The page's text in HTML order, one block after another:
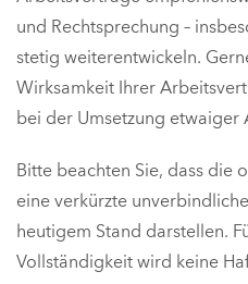
und Rechtsprechung –
stetig weiterentwickeln.
Wirksamkeit Ihrer
bei der Umsetzung etwaiger
Bitte beachten Sie, dass die
eine verkürzte
heutigem Stand darstellen.
Vollständigkeit wird keine